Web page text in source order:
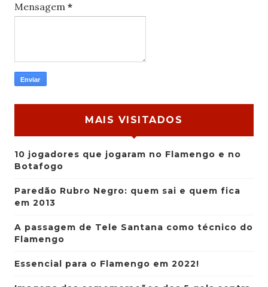
Mensagem *
MAIS VISITADOS
10 jogadores que jogaram no Flamengo e no
Botafogo
Paredão Rubro Negro: quem sai e quem fica
em 2013
A passagem de Tele Santana como técnico do
Flamengo
Essencial para o Flamengo em 2022!